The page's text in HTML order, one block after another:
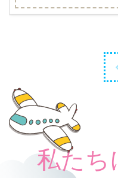
私たち